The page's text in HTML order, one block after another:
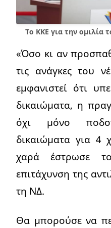
Το ΚΚΕ για την ομιλία
«Όσο κι αν
τις ανάγκες του
εμφανιστεί ότι
δικαιώματα, η
όχι μόνο
δικαιώματα για 4
χαρά έστρωσε
επιτάχυνση της
τη ΝΔ.
Θα μπορούσε να